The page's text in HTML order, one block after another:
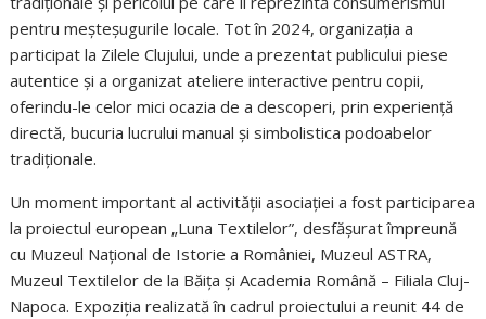
pentru meșteșugurile locale. Tot în 2024, organizația a
participat la Zilele Clujului, unde a prezentat publicului piese
autentice și a organizat ateliere interactive pentru copii,
oferindu-le celor mici ocazia de a descoperi, prin experiență
directă, bucuria lucrului manual și simbolistica podoabelor
tradiționale.
Un moment important al activității asociației a fost participarea
la proiectul european „Luna Textilelor”, desfășurat împreună
cu Muzeul Național de Istorie a României, Muzeul ASTRA,
Muzeul Textilelor de la Băița și Academia Română – Filiala Cluj-
Napoca. Expoziția realizată în cadrul proiectului a reunit 44 de